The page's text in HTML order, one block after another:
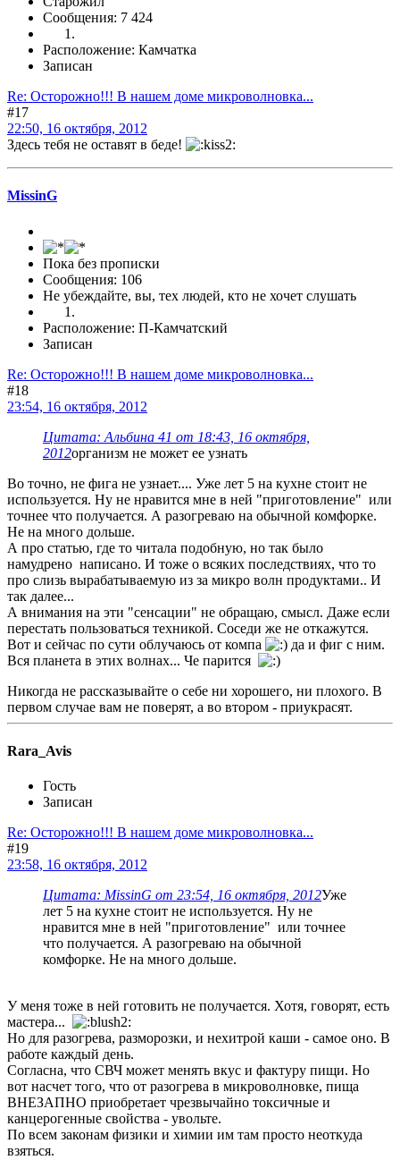
Сообщения: 7 424
Расположение: Камчатка
Записан
Re: Осторожно!!! В нашем доме микроволновка...
#17
22:50, 16 октября, 2012
Здесь тебя не оставят в беде!
MissinG
Пока без прописки
Сообщения: 106
Не убеждайте, вы, тех людей, кто не хочет слушать
Расположение: П-Камчатский
Записан
Re: Осторожно!!! В нашем доме микроволновка...
#18
23:54, 16 октября, 2012
Цитата: Альбина 41 от 18:43, 16 октября,
2012организм не может ее узнать
Во точно, не фига не узнает.... Уже лет 5 на кухне стоит не
используется. Ну не нравится мне в ней "приготовление" или
точнее что получается. А разогреваю на обычной комфорке.
Не на много дольше.
А про статью, где то читала подобную, но так было
намудрено написано. И тоже о всяких последствиях, что то
про слизь вырабатываемую из за микро волн продуктами.. И
так далее...
А внимания на эти "сенсации" не обращаю, смысл. Даже если
перестать пользоваться техникой. Соседи же не откажутся.
Вот и сейчас по сути облучаюсь от компа
да и фиг с ним.
Вся планета в этих волнах... Че парится
Никогда не рассказывайте о себе ни хорошего, ни плохого. В
первом случае вам не поверят, а во втором - приукрасят.
Rara_Avis
Гость
Записан
Re: Осторожно!!! В нашем доме микроволновка...
#19
23:58, 16 октября, 2012
Цитата: MissinG от 23:54, 16 октября, 2012Уже
лет 5 на кухне стоит не используется. Ну не
нравится мне в ней "приготовление" или точнее
что получается. А разогреваю на обычной
комфорке. Не на много дольше.
У меня тоже в ней готовить не получается. Хотя, говорят, есть
мастера...
Но для разогрева, разморозки, и нехитрой каши - самое оно. В
работе каждый день.
Согласна, что СВЧ может менять вкус и фактуру пищи. Но
вот насчет того, что от разогрева в микроволновке, пища
ВНЕЗАПНО приобретает чрезвычайно токсичные и
канцерогенные свойства - увольте.
По всем законам физики и химии им там просто неоткуда
взяться.